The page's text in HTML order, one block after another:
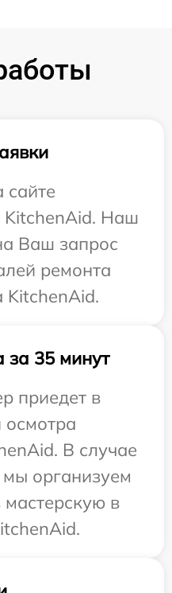
сайте
KitchenAid. Наш
Ваш запрос
ремонта
KitchenAid.
за 35 минут
приедет в
осмотра
В случае
организуем
мастерскую в